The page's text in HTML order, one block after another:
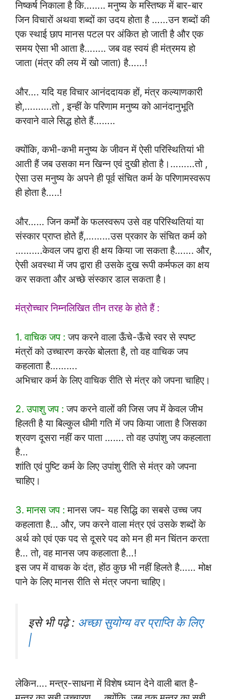
निष्कर्ष निकाला है कि…….. मनुष्य के मस्तिष्क में बार-बार
जिन विचारों अथवा शब्दों का उदय होता है ……उन शब्दों की
एक स्थाई छाप मानस पटल पर अंकित हो जाती है और एक
समय ऐसा भी आता है…….. जब वह स्वयं ही मंत्रमय हो
जाता (मंत्र की लय में खो जाता) है……!
और…. यदि यह विचार आनंददायक हों, मंत्र कल्याणकारी
हो,……….तो , इन्हीं के परिणाम मनुष्य को आनंदानुभूति
करवाने वाले सिद्ध होते हैं……..
क्योंकि, कभी-कभी मनुष्य के जीवन में ऐसी परिस्थितियां भी
आती हैं जब उसका मन खिन्न एवं दुखी होता है।………तो ,
ऐसा उस मनुष्य के अपने ही पूर्व संचित कर्म के परिणामस्वरूप
ही होता है…..!
और…… जिन कर्मों के फलस्वरूप उसे वह परिस्थितियां या
संस्कार प्राप्त होते हैं,………उस प्रकार के संचित कर्म को
……….केवल जप द्वारा ही क्षय किया जा सकता है……. और,
ऐसी अवस्था में जप द्वारा ही उसके दुख रूपी कर्मफल का क्षय
कर सकता और अच्छे संस्कार डाल सकता है।
मंत्रोच्चार निम्नलिखित तीन तरह के होते हैं :
1. वाचिक जप : जप करने वाला ऊँचे-ऊँचे स्वर से स्पष्‍ट
मंत्रों को उच्चारण करके बोलता है, तो वह वाचिक जप
कहलाता है……….
अभिचार कर्म के लिए वाचिक रीति से मंत्र को जपना चाहिए।
2. उपाशु जप : जप करने वालों की जिस जप में केवल जीभ
हिलती है या बिल्कुल धीमी गति में जप किया जाता है जिसका
श्रवण दूसरा नहीं कर पाता ……. तो वह उपांशु जप कहलाता
है…
शां‍‍‍ति एवं पुष्‍टि कर्म के लिए उपांशु रीति से मंत्र को जपना
चाहिए।
3. मानस जप : मानस जप- यह सिद्धि का सबसे उच्च जप
कहलाता है… और, जप करने वाला मंत्र एवं उसके शब्दों के
अर्थ को एवं एक पद से दूसरे पद को मन ही मन चिंतन करता
है… तो, वह मानस जप कहलाता है…!
इस जप में वाचक के दंत, होंठ कुछ भी नहीं हिलते है…… मोक्ष
पाने के लिए मानस रीति से मंत्र जपना चाहिए।
इसे भी पढ़े : अच्छा सुयोग्य वर प्राप्ति के लिए
|
लेकिन…. मन्त्र-साधना में विशेष ध्यान देने वाली बात है-